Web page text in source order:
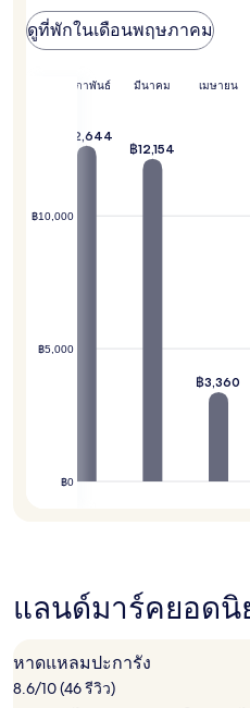
เปลี่ยนแปลง
อาจ
มี
ดูที่พักในเดือนพฤษภาคม
฿0
฿5,000
฿10,000
กุมภาพันธ์ มีนาคม เมษายน
฿12,644
฿12,154
฿3,360
แลนด์มาร์คยอดนิ
หาดแหลมปะการัง
8.6/10 (46 รีวิว)